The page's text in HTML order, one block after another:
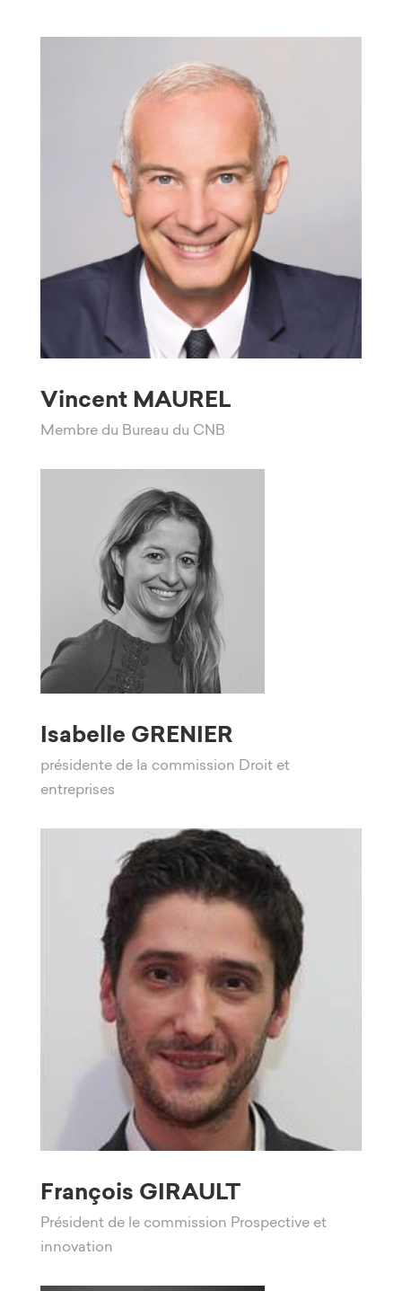
Vincent MAUREL
Membre du Bureau du CNB
Isabelle GRENIER
présidente de la commission Droit et
entreprises
François GIRAULT
Président de le commission Prospective et
innovation